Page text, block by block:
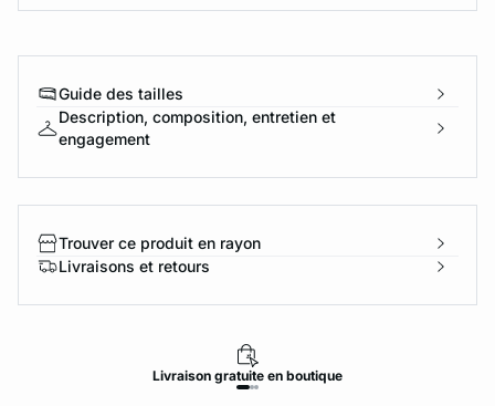
Guide des tailles
Description, composition, entretien et
engagement
Trouver ce produit en rayon
Livraisons et retours
Livraison gratuite en boutique